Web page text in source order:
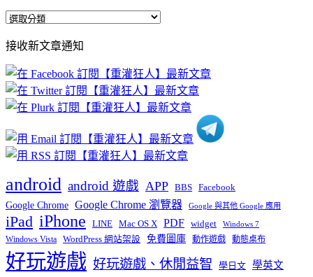
全
文
章
分
類
接收新文章通知
android android 遊戲 APP BBS Facebook
Google Chrome Google Chrome 瀏覽器 Google 與其他 Google 應用
iPad iPhone LINE Mac OS X PDF widget Windows 7
Windows Vista WordPress 網站架設 免費圖庫 動作遊戲 動態桌布
好玩遊戲 好玩遊戲、休閒益智 學日文 學英文